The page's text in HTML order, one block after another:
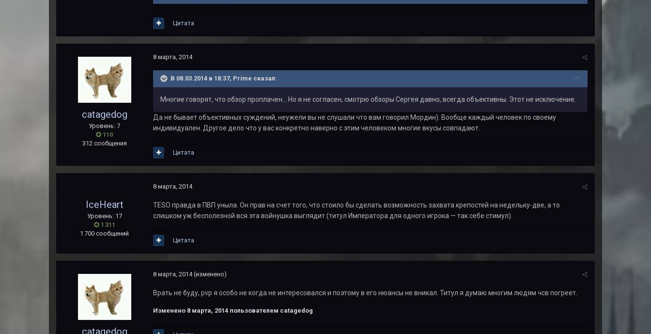
Цитата
catagedog
Уровень: 7
110
312 сообщения
8 марта, 2014
В 08.03.2014 в 18:37, Primе сказал:
Многие говорят, что обзор проплачен... Но я не согласен, смотрю обзоры Сергея давно, всегда объективны. Этот не исключение.
Да не бывает объективных суждений, неужели вы не слушали что вам говорил Мордин). Вообще каждый человек по своему
индивидуален. Другое дело что у вас конкретно наверно с этим человеком многие вкусы совпадают.
Цитата
IceHeart
Уровень: 17
1 311
1 700 сообщений
8 марта, 2014
TESO правда в ПВП уныла. Он прав на счет того, что стоило бы сделать возможность захвата крепостей на недельку-две, а то
слишком уж бесполезной вся эта войнушка выглядит (титул Императора для одного игрока — так себе стимул).
Цитата
catagedog
8 марта, 2014 (изменено)
Врать не буду, pvp я особо не когда не интересовался и поэтому в его нюансы не вникал. Титул я думаю многим людям чсв погреет.
Изменено 8 марта, 2014пользователем catagedog